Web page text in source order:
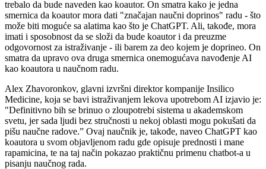
trebalo da bude naveden kao koautor. On smatra kako je jedna
smernica da koautor mora dati "značajan naučni doprinos" radu - što
može biti moguće sa alatima kao što je ChatGPT. Ali, takođe, mora
imati i sposobnost da se složi da bude koautor i da preuzme
odgovornost za istraživanje - ili barem za deo kojem je doprineo. On
smatra da upravo ova druga smernica onemogućava navođenje AI
kao koautora u naučnom radu.
Alex Zhavoronkov, glavni izvršni direktor kompanije Insilico
Medicine, koja se bavi istraživanjem lekova upotrebom AI izjavio je:
"Definitivno bih se brinuo o zloupotrebi sistema u akademskom
svetu, jer sada ljudi bez stručnosti u nekoj oblasti mogu pokušati da
pišu naučne radove.” Ovaj naučnik je, takođe, naveo ChatGPT kao
koautora u svom objavljenom radu gde opisuje prednosti i mane
rapamicina, te na taj način pokazao praktičnu primenu chatbot-a u
pisanju naučnog rada.